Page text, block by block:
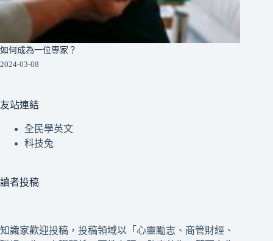
如何成為一位專家？
2024-03-08
友站連結
全民學英文
科技兔
讀者投稿
知識家歡迎投稿，投稿領域以「心靈勵志、商管財經、